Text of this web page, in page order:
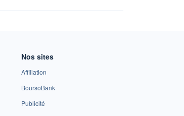
Nos sites
Affiliation
BoursoBank
Publicité